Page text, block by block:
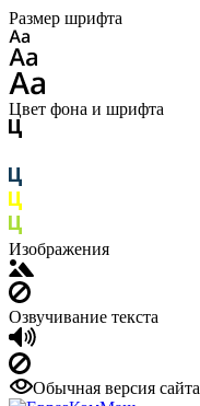
Размер шрифта
Цвет фона и шрифта
Изображения
Озвучивание текста
Обычная версия сайта